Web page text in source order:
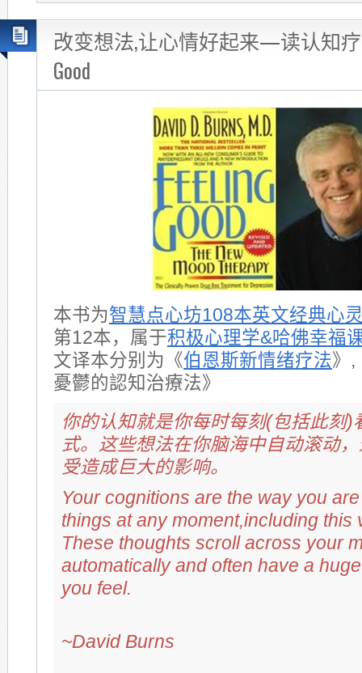
改变想法,让心情好起来—读认知疗
Good
本书为智慧点心坊108本英文经典心
第12本，属于积极心理学&哈佛幸福
文译本分别为《伯恩斯新情绪疗法》,
憂鬱的認知治療法》
你的认知就是你每时每刻(包括此刻)
式。这些想法在你脑海中自动滚动
受造成巨大的影响。
Your cognitions are the way you
things at any moment,including this
These thoughts scroll across your
automatically and often have a
you feel.
~David Burns